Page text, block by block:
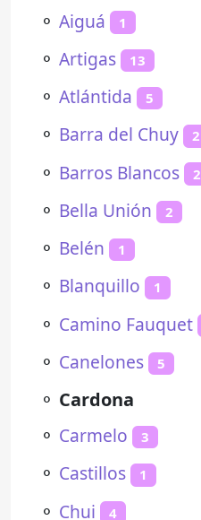
⚬ Aiguá 1
⚬ Artigas 13
⚬ Atlántida 5
⚬ Barra del Chuy 2
⚬ Barros Blancos 2
⚬ Bella Unión 2
⚬ Belén 1
⚬ Blanquillo 1
⚬ Camino Fauquet
⚬ Canelones 5
⚬ Cardona
⚬ Carmelo 3
⚬ Castillos 1
⚬ Chui 4